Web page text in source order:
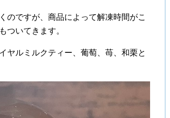
のですが、商品によって解凍時間がこ
ついてきます。
ヤルミルクティー、葡萄、苺、和栗と